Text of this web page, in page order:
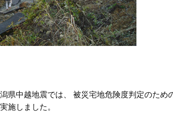
県中越地震では、 被災宅地危険度判定のた
施しました。